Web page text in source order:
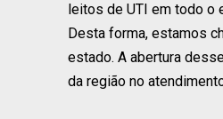
leitos de UTI em todo o
Desta forma, estamos
estado. A abertura
da região no